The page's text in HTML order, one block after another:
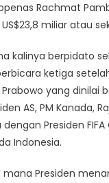
Rachmat
miliar atau
kalinya berpidato
ketiga
yang
AS, PM Kanada,
Presiden
Indonesia.
Presiden